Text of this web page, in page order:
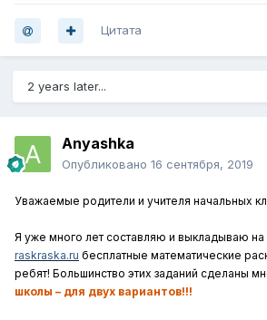
Цитата
2 years later...
Anyashka
Опубликовано 16 сентября, 2019
Уважаемые родители и учителя начальных
Я уже много лет составляю и выкладываю на
raskraska.ru бесплатные математические
ребят! Большинство этих заданий сделаны
школы – для двух вариантов!!!